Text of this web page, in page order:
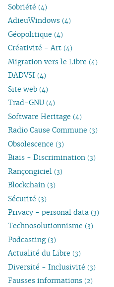
Sobriété (4)
AdieuWindows (4)
Géopolitique (4)
Créativité - Art (4)
Migration vers le Libre (4)
DADVSI (4)
Site web (4)
Trad-GNU (4)
Software Heritage (4)
Radio Cause Commune (3)
Obsolescence (3)
Biais - Discrimination (3)
Rançongiciel (3)
Blockchain (3)
Sécurité (3)
Privacy - personal data (3)
Technosolutionnisme (3)
Podcasting (3)
Actualité du Libre (3)
Diversité - Inclusivité (3)
Fausses informations (2)